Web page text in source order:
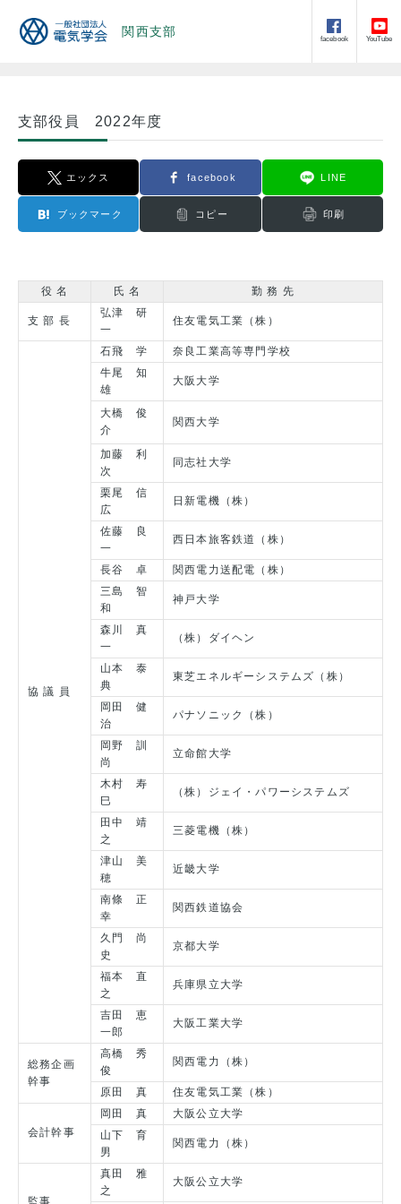
関西支部
facebook YouTube
支部役員 2022年度
エックス facebook LINE
ブックマーク コピー 印刷
役 名 氏 名 勤 務 先
支 部 長
弘津 研
一
住友電気工業（株）
協 議 員
石飛 学
奈良工業高等専門学校
牛尾 知
雄
大阪大学
大橋 俊
介
関西大学
加藤 利
次
同志社大学
栗尾 信
広
日新電機（株）
佐藤 良
一
西日本旅客鉄道（株）
長谷 卓
関西電力送配電（株）
三島 智
和
神戸大学
森川 真
一
（株）ダイヘン
山本 泰
典
東芝エネルギーシステムズ（株）
岡田 健
治
パナソニック（株）
岡野 訓
尚
立命館大学
木村 寿
巳
（株）ジェイ・パワーシステムズ
田中 靖
之
三菱電機（株）
津山 美
穂
近畿大学
南條 正
幸
関西鉄道協会
久門 尚
史
京都大学
福本 直
之
兵庫県立大学
吉田 恵
一郎
大阪工業大学
総務企画
幹事
高橋 秀
俊
関西電力（株）
原田 真 住友電気工業（株）
会計幹事
岡田 真
大阪公立大学
山下 育
男
関西電力（株）
監事
真田 雅
之
大阪公立大学